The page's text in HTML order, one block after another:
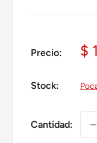
Precio: $
Stock:
Cantidad: